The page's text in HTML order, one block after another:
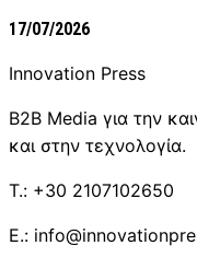
17/07/2026
Innovation Press
B2B Media για την
και στην τεχνολογία.
T.: +30 2107102650
E.: